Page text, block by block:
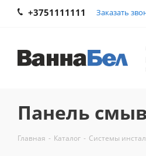
+3751111111 Заказать
Панель
Главная - Каталог - Системы